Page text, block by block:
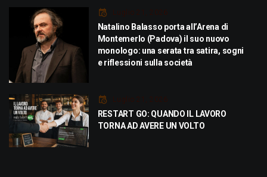
Luglio 21, 2026
Natalino Balasso porta all’Arena di
Montemerlo (Padova) il suo nuovo
monologo: una serata tra satira, sogni
e riflessioni sulla società
Luglio 21, 2026
RESTART GO: QUANDO IL LAVORO
TORNA AD AVERE UN VOLTO